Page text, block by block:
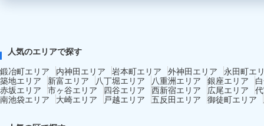
人気のエリアで探す
鍛冶町エリア
内神田エリア 岩本町エリア 外神田エリア
永田町エ
築地エリア
新富エリア 八丁堀エリア 八重洲エリア 銀座エリア
赤坂エリア 市ヶ谷エリア 四谷エリア 西新宿エリア 広尾エリア
南池袋エリア
大崎エリア 戸越エリア 五反田エリア 御徒町エリア